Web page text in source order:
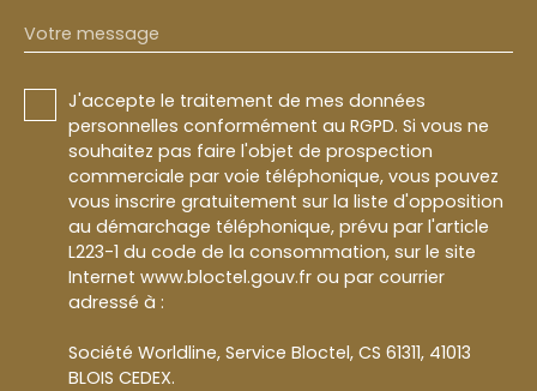
Votre message
J'accepte le traitement de mes données
personnelles conformément au RGPD. Si vous ne
souhaitez pas faire l'objet de prospection
commerciale par voie téléphonique, vous pouvez
vous inscrire gratuitement sur la liste d'opposition
au démarchage téléphonique, prévu par l'article
L223-1 du code de la consommation, sur le site
Internet www.bloctel.gouv.fr ou par courrier
adressé à :
Société Worldline, Service Bloctel, CS 61311, 41013
BLOIS CEDEX.